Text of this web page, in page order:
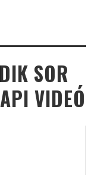
SOR
VIDEÓ